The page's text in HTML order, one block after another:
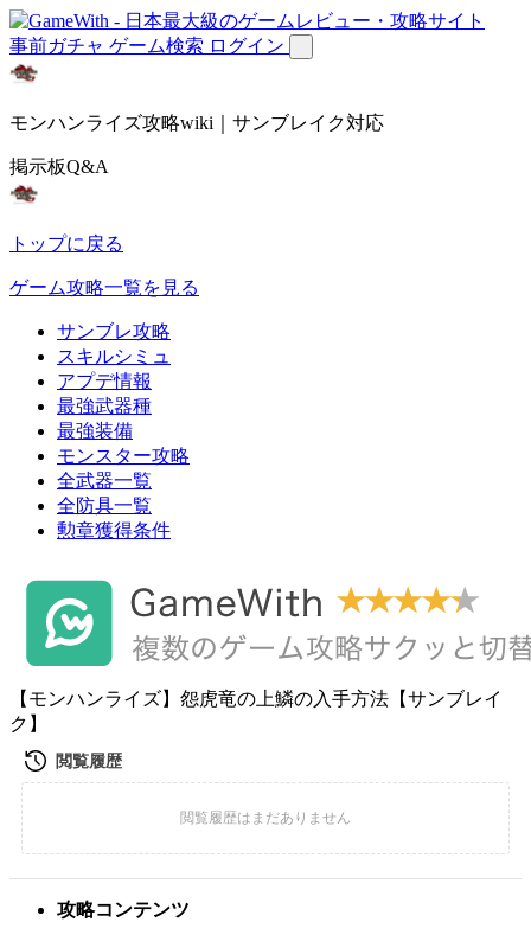
事前ガチャ ゲーム検索 ログイン
モンハンライズ攻略wiki｜サンブレイク対応
掲示板Q&A
トップに戻る
ゲーム攻略一覧を見る
サンブレ攻略
スキルシミュ
アプデ情報
最強武器種
最強装備
モンスター攻略
全武器一覧
全防具一覧
勲章獲得条件
【モンハンライズ】怨虎竜の上鱗の入手方法【サンブレイ
ク】
攻略コンテンツ